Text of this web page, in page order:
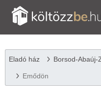
Eladó ház Borsod-Abaúj-
Emődön